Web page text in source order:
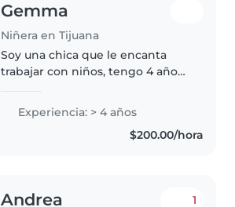
Gemma
Niñera en Tijuana
Soy una chica que le encanta
trabajar con niños, tengo 4 años
tiempos libres cuido niños por
fuera, me gusta hacer
manualidades o experimentos
Experiencia: > 4 años
$200.00/hora
Andrea 1